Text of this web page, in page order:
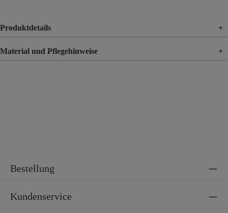
Produktdetails +
Material und Pflegehinweise +
Bestellung
Kundenservice